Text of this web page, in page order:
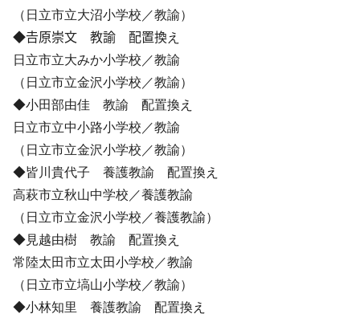
（日立市立大沼小学校／教諭）
◆𠮷原崇文 教諭 配置換え
日立市立大みか小学校／教諭
（日立市立金沢小学校／教諭）
◆小田部由佳 教諭 配置換え
日立市立中小路小学校／教諭
（日立市立金沢小学校／教諭）
◆皆川貴代子 養護教諭 配置換え
高萩市立秋山中学校／養護教諭
（日立市立金沢小学校／養護教諭）
◆見越由樹 教諭 配置換え
常陸太田市立太田小学校／教諭
（日立市立塙山小学校／教諭）
◆小林知里 養護教諭 配置換え